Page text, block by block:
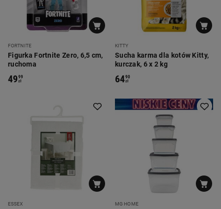
FORTNITE
Figurka Fortnite Zero, 6,5 cm,
ruchoma
4999
zł
KITTY
Sucha karma dla kotów Kitty,
kurczak, 6 x 2 kg
6490
zł
ESSEX MG HOME